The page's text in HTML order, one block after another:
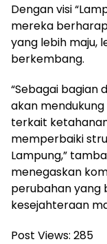
Dengan visi
mereka
yang lebih maju,
berkembang.
“Sebagai bagian
akan
terkait
memperbaiki
Lampung,”
menegaskan
perubahan yang
kesejahteraan
Post Views: 285